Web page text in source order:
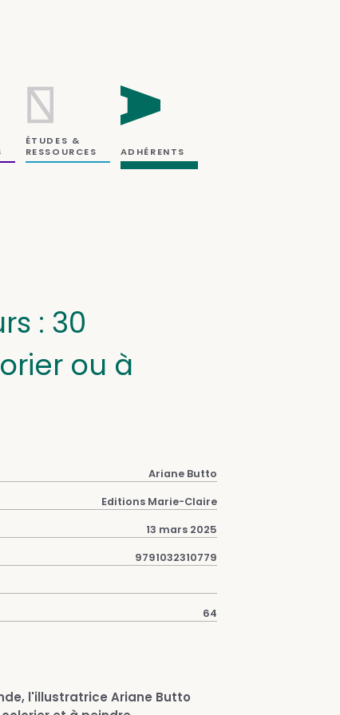
ÉTUDES &
RESSOURCES
ADHÉRENTS
: 30
ou à
Ariane Butto
Editions Marie-Claire
13 mars 2025
9791032310779
64
l'illustratrice Ariane Butto